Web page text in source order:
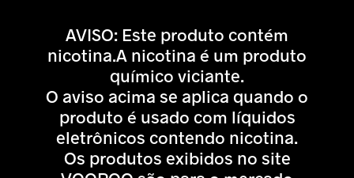
AVISO: Este produto contém
nicotina.A nicotina é um produto
químico viciante.
O aviso acima se aplica quando o
produto é usado com líquidos
eletrônicos contendo nicotina.
Os produtos exibidos no site